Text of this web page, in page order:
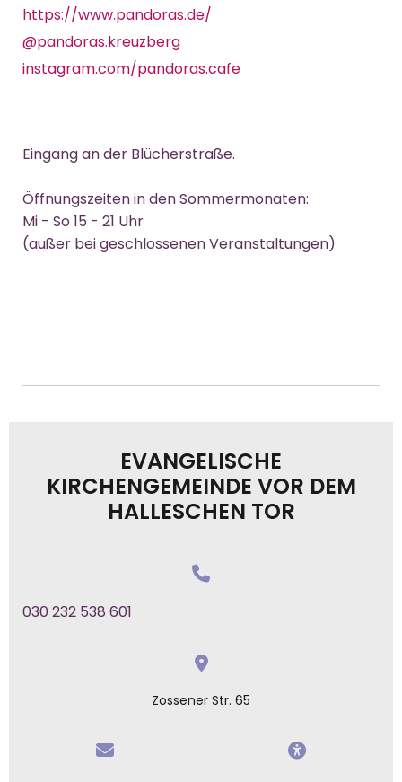
https://www.pandoras.de/
@pandoras.kreuzberg
instagram.com/pandoras.cafe
Eingang an der Blücherstraße.
Öffnungszeiten in den Sommermonaten:
Mi - So 15 - 21 Uhr
(außer bei geschlossenen Veranstaltungen)
EVANGELISCHE
KIRCHENGEMEINDE VOR DEM
HALLESCHEN TOR
030 232 538 601
Zossener Str. 65